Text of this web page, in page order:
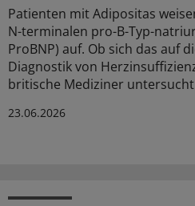
Patienten mit Adipositas
N-terminalen pro-B-Typ-
ProBNP) auf. Ob sich das auf
Diagnostik von
britische Mediziner
23.06.2026